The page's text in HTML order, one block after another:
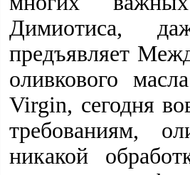
Димиотиса,
предъявляет
оливкового
Virgin, сегодня
требованиям,
никакой